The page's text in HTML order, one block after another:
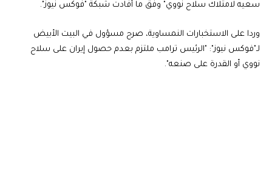
سعيه لامتلاك سلاح نووي" وفق ما أفادت شبكة "فوكس نيوز".
وردا على الاستخبارات النمساوية، صرح مسؤول في البيت الأبيض
لـ"فوكس نيوز": "الرئيس ترامب ملتزم بعدم حصول إيران على سلاح
نووي أو القدرة على صنعه".